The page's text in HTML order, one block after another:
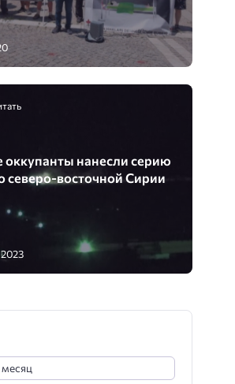
оккупанты нанесли серию
северо-восточной Сирии